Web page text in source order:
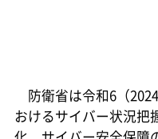
防衛省は令和6（
おけるサイバー状況把